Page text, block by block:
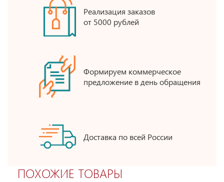
Реализация заказов
от 5000 рублей
Формируем коммерческое
предложение в день обращения
Доставка по всей России
ПОХОЖИЕ ТОВАРЫ